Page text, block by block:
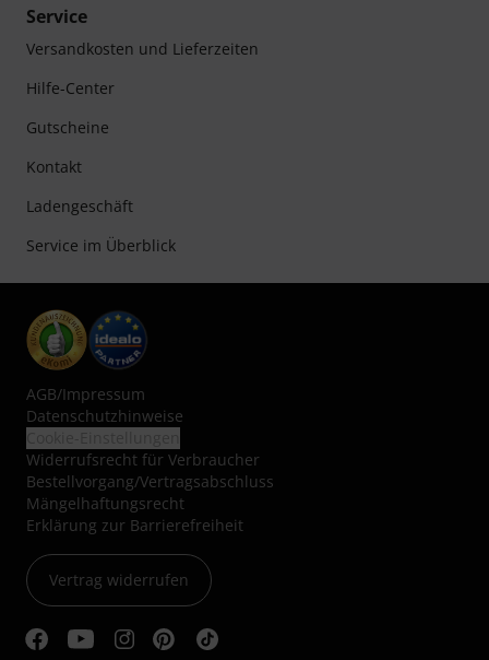
Service
Versandkosten und Lieferzeiten
Hilfe-Center
Gutscheine
Kontakt
Ladengeschäft
Service im Überblick
AGB/Impressum
Datenschutzhinweise
Widerrufsrecht für Verbraucher
Bestellvorgang/Vertragsabschluss
Mängelhaftungsrecht
Erklärung zur Barrierefreiheit
Vertrag widerrufen